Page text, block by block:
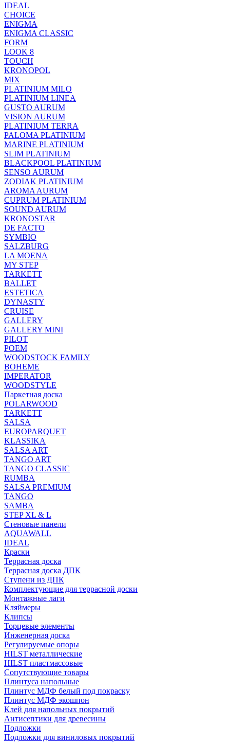
IDEAL
CHOICE
ENIGMA
ENIGMA CLASSIC
FORM
LOOK 8
TOUCH
KRONOPOL
MIX
PLATINIUM MILO
PLATINIUM LINEA
GUSTO AURUM
VISION AURUM
PLATINIUM TERRA
PALOMA PLATINIUM
MARINE PLATINIUM
SLIM PLATINIUM
BLACKPOOL PLATINIUM
SENSO AURUM
ZODIAK PLATINIUM
AROMA AURUM
CUPRUM PLATINIUM
SOUND AURUM
KRONOSTAR
DE FACTO
SYMBIO
SALZBURG
LA MOENA
MY STEP
TARKETT
BALLET
ESTETICA
DYNASTY
CRUISE
GALLERY
GALLERY MINI
PILOT
POEM
WOODSTOCK FAMILY
BOHEME
IMPERATOR
WOODSTYLE
Паркетная доска
POLARWOOD
TARKETT
SALSA
EUROPARQUET
KLASSIKA
SALSA ART
TANGO ART
TANGO CLASSIC
RUMBA
SALSA PREMIUM
TANGO
SAMBA
STEP XL & L
Стеновые панели
AQUAWALL
IDEAL
Краски
Террасная доска
Террасная доска ДПК
Ступени из ДПК
Комплектующие для террасной доски
Монтажные лаги
Кляймеры
Клипсы
Торцевые элементы
Инженерная доска
Регулируемые опоры
HILST металлические
HILST пластмассовые
Сопутствующие товары
Плинтуса напольные
Плинтус МДФ белый под покраску
Плинтус МДФ экошпон
Клей для напольных покрытий
Антисептики для древесины
Подложки
Подложки для виниловых покрытий